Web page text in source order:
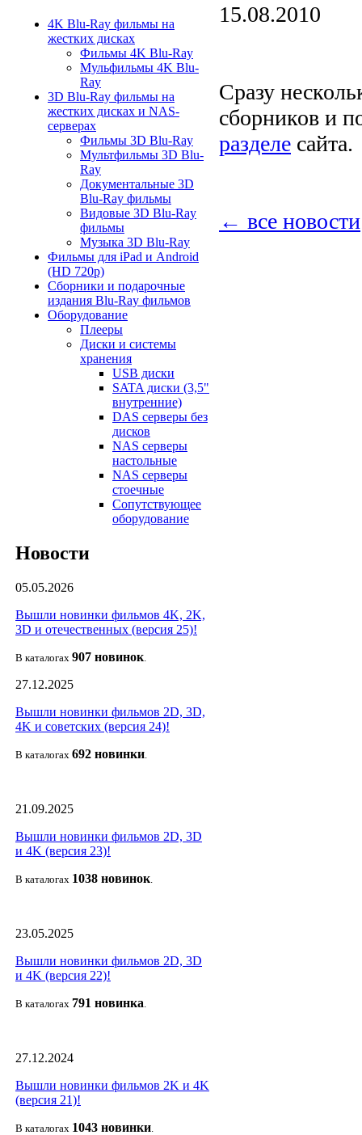
4K Blu-Ray фильмы на
жестких дисках
Фильмы 4K Blu-Ray
Мульфильмы 4K Blu-
Ray
3D Blu-Ray фильмы на
жестких дисках и NAS-
серверах
Фильмы 3D Blu-Ray
Мультфильмы 3D Blu-
Ray
Документальные 3D
Blu-Ray фильмы
Видовые 3D Blu-Ray
фильмы
Музыка 3D Blu-Ray
Фильмы для iPad и Android
(HD 720p)
Сборники и подарочные
издания Blu-Ray фильмов
Оборудование
Плееры
Диски и системы
хранения
USB диски
SATA диски (3,5"
внутренние)
DAS серверы без
дисков
NAS серверы
настольные
NAS серверы
стоечные
Сопутствующее
оборудование
Новости
05.05.2026
Вышли новинки фильмов 4K, 2K,
3D и отечественных (версия 25)!
В каталогах 907 новинок.
27.12.2025
Вышли новинки фильмов 2D, 3D,
4K и советских (версия 24)!
В каталогах 692 новинки.
21.09.2025
Вышли новинки фильмов 2D, 3D
и 4K (версия 23)!
В каталогах 1038 новинок.
23.05.2025
Вышли новинки фильмов 2D, 3D
и 4K (версия 22)!
В каталогах 791 новинка.
27.12.2024
Вышли новинки фильмов 2K и 4K
(версия 21)!
В каталогах 1043 новинки.
15.08.2010
Сразу
сборников и
разделе сайта.
← все новости